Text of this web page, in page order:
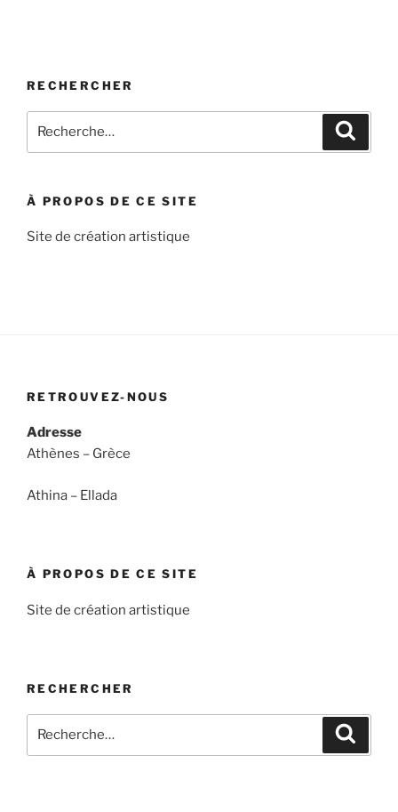
RECHERCHER
pour
À PROPOS DE CE SITE
Site de création artistique
RETROUVEZ-NOUS
Adresse
Athènes – Grèce
Athina – Ellada
À PROPOS DE CE SITE
Site de création artistique
RECHERCHER
pour